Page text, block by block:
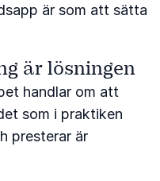
är som att sätta
är lösningen
handlar om att
som i praktiken
presterar är